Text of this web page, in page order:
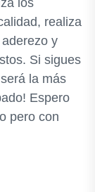
los
realiza
y
Si sigues
la más
Espero
pero con